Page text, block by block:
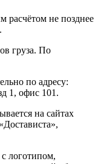
расчётом не позднее
груза. По
по адресу:
1, офис 101.
на сайтах
логотипом,